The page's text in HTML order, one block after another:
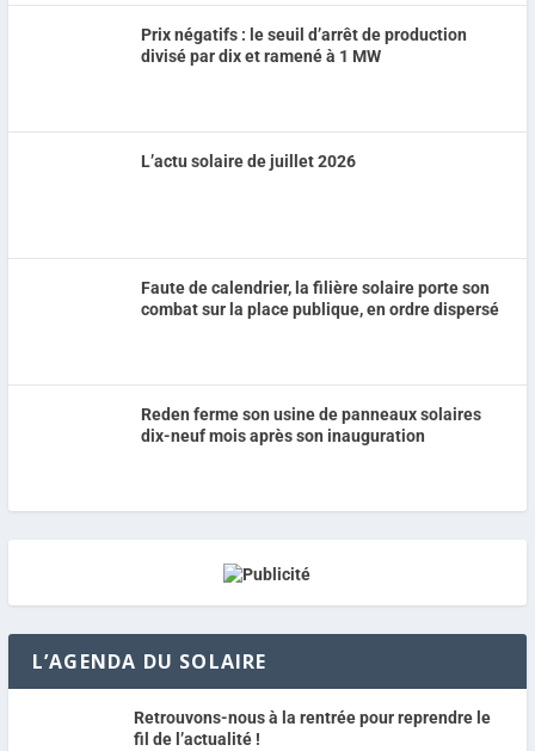
Prix négatifs : le seuil d’arrêt de production
divisé par dix et ramené à 1 MW
L’actu solaire de juillet 2026
Faute de calendrier, la filière solaire porte son
combat sur la place publique, en ordre dispersé
Reden ferme son usine de panneaux solaires
dix-neuf mois après son inauguration
L’AGENDA DU SOLAIRE
Retrouvons-nous à la rentrée pour reprendre le
fil de l’actualité !